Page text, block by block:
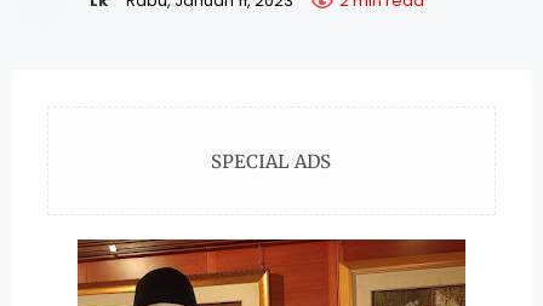
SPECIAL ADS